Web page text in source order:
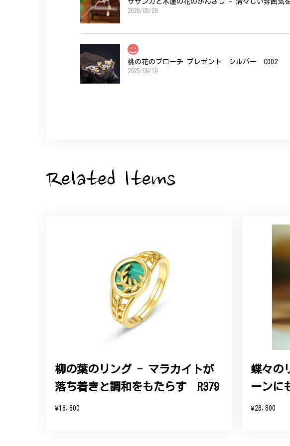
2026/05/28
桃の花のブローチ プレゼント シルバー C002
2025/09/19
大切な節目のお祝いに、母へのプレゼント用に購入させていただ
こちらのオーダーの細かい調整に何度も対応していただき、あり
エレガントな蛇バングル！高級感あるスタイリッ
2024/11/20
バングルの腕周りのサイズ直しも料金に含まれており、こちら
この度は素晴らしいレビューをいただき、誠にあ
参りますので、何かございましたらいつでもお気
Related Items
柳の葉のリング - マラカイトが
落ち着きと調和をもたらす R379
¥18,800
蝶々の
ーンに
¥28,800